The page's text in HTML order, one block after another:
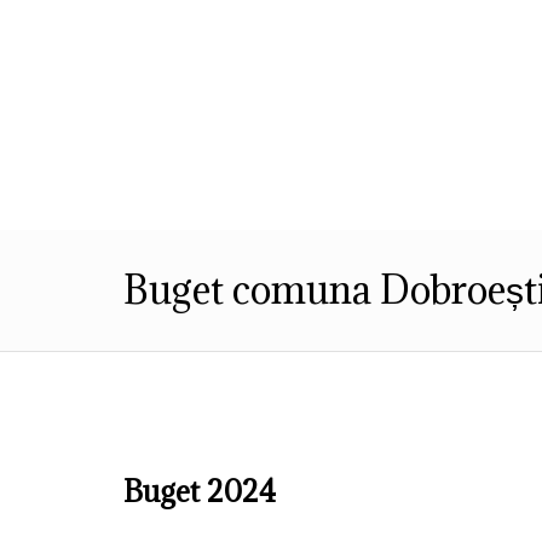
Buget comuna
Buget 2024